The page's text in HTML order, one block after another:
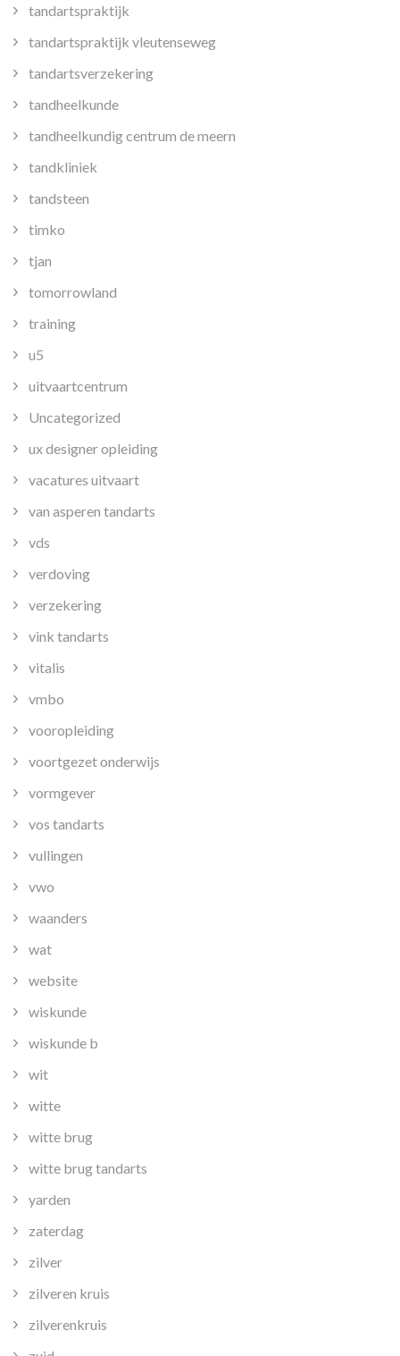
tandartspraktijk
tandartspraktijk vleutenseweg
tandartsverzekering
tandheelkunde
tandheelkundig centrum de meern
tandkliniek
tandsteen
timko
tjan
tomorrowland
training
u5
uitvaartcentrum
Uncategorized
ux designer opleiding
vacatures uitvaart
van asperen tandarts
vds
verdoving
verzekering
vink tandarts
vitalis
vmbo
vooropleiding
voortgezet onderwijs
vormgever
vos tandarts
vullingen
vwo
waanders
wat
website
wiskunde
wiskunde b
wit
witte
witte brug
witte brug tandarts
yarden
zaterdag
zilver
zilveren kruis
zilverenkruis